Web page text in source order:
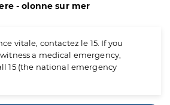
- olonne sur mer
vitale, contactez le 15. If you
a medical emergency,
15 (the national emergency